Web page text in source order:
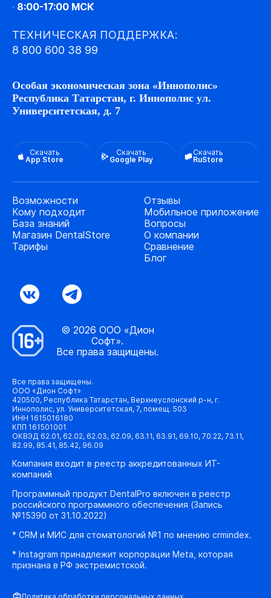
· 8:00-17:00 МСК
ТЕХНИЧЕСКАЯ ПОДДЕРЖКА:
8 800 600 38 99
Особая экономическая зона «Иннополис»
Республика Татарстан, г. Иннополис ул.
Университетская, д. 7
Скачать
App Store
Скачать
Google Play
Скачать
RuStore
Возможности
Кому подходит
База знаний
Магазин DentalStore
Тарифы
Отзывы
Мобильное приложение
Вопросы
О компании
Сравнение
Блог
© 2026 ООО «Дион
Софт».
Все права защищены.
Все права защищены.
ООО «Дион Софт»
420500, Республика Татарстан, Верхнеуслонский р-н, г.
Иннополис, ул. Университетская, 7, помещ. 503
ИНН 1615016180
КПП 161501001
ОКВЭД 62.01, 62.02, 62.03, 62.09, 63.11, 63.91, 69.10, 70.22, 73.11,
82.99, 85.41, 85.42, 96.09
Компания входит в реестр аккредитованных ИТ-
компаний
Программный продукт DentalPro включен в реестр
российского программного обеспечения (Запись
№15390 от 31.10.2022)
* CRM и МИС для стоматологий №1 по мнению crmindex.
* Instagram принадлежит корпорации Meta, которая
признана в РФ экстремистской.